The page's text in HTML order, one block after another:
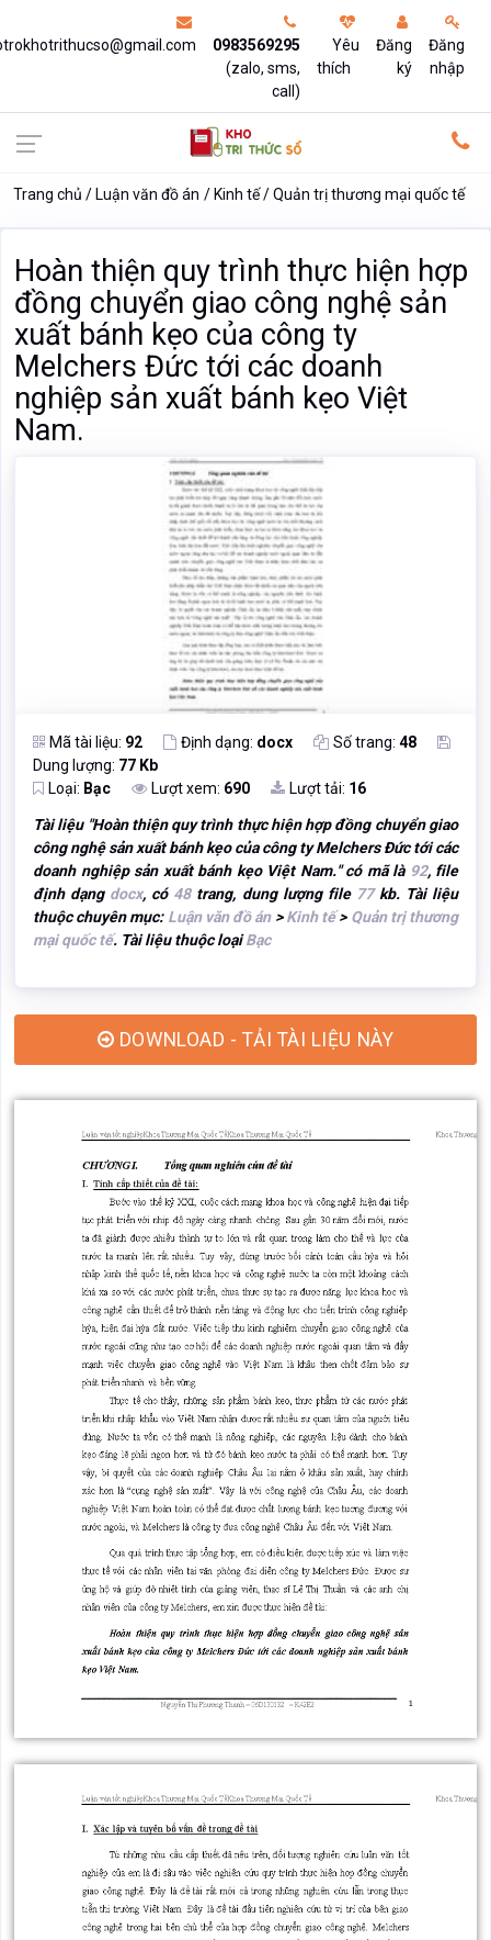
0983569295
(zalo, sms,
call)
Yêu
thích
Đăng
ký
Đăng
nhập
Trang chủ Luận văn đồ án Kinh tế Quản trị thương mại quốc tế
Hoàn thiện quy trình thực hiện hợp
đồng chuyển giao công nghệ sản
xuất bánh kẹo của công ty
Melchers Đức tới các doanh
nghiệp sản xuất bánh kẹo Việt
Nam.
Mã tài liệu: 92 Định dạng: docx Số trang: 48
Dung lượng: 77 Kb
Loại: Bạc Lượt xem: 690 Lượt tải: 16
Tài liệu "Hoàn thiện quy trình thực hiện hợp đồng chuyển giao
công nghệ sản xuất bánh kẹo của công ty Melchers Đức tới các
doanh nghiệp sản xuất bánh kẹo Việt Nam." có mã là 92, file
định dạng docx, có 48trang, dung lượng file 77kb. Tài liệu
thuộc chuyên mục: Luận văn đồ án>Kinh tế> Quản trị thương
mại quốc tế. Tài liệu thuộc loạiBạc
DOWNLOAD - TẢI TÀI LIỆU NÀY